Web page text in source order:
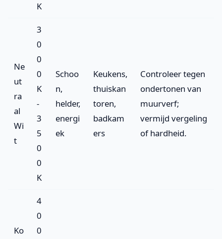
K
Ne
ut
ra
al
Wi
t
3
0
0
0
K
-
3
5
0
0
K
Schoo
n,
helder,
energi
ek
Keukens,
thuiskan
toren,
badkam
ers
Controleer tegen
ondertonen van
muurverf;
vermijd vergeling
of hardheid.
Ko
4
0
0